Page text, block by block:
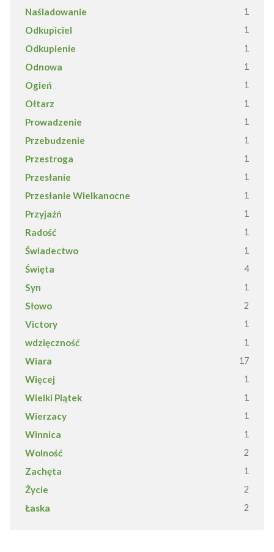
Naśladowanie 1
Odkupiciel 1
Odkupienie 1
Odnowa 1
Ogień 1
Ołtarz 1
Prowadzenie 1
Przebudzenie 1
Przestroga 1
Przesłanie 1
Przesłanie Wielkanocne 1
Przyjaźń 1
Radość 1
Świadectwo 1
Święta 4
Syn 1
Słowo 2
Victory 1
wdzięczność 1
Wiara 17
Więcej 1
Wielki Piątek 1
Wierzacy 1
Winnica 1
Wolność 2
Zachęta 1
Życie 2
Łaska 2